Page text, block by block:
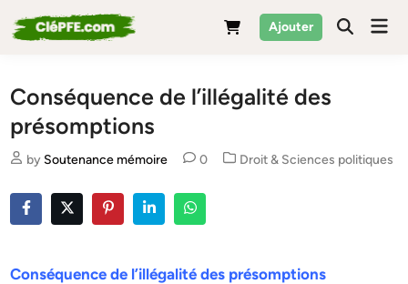
to
Ajouter
Conséquence de l’illégalité des
présomptions
by Soutenance mémoire 0
Posted
Droit & Sciences politiques
Conséquence de l’illégalité des présomptions